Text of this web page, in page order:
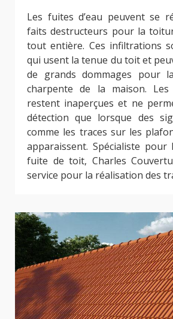
Les fuites d’eau peuvent se
faits destructeurs pour la
tout entière. Ces infiltrations
qui usent la tenue du toit et
de grands dommages pour
charpente de la maison.
restent inaperçues et ne
détection que lorsque des
comme les traces sur les
apparaissent. Spécialiste pour
fuite de toit, Charles
service pour la réalisation des